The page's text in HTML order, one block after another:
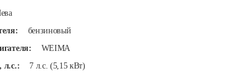
бензиновый
WEIMA
л.с.:
7 л.с. (5,15 кВт)